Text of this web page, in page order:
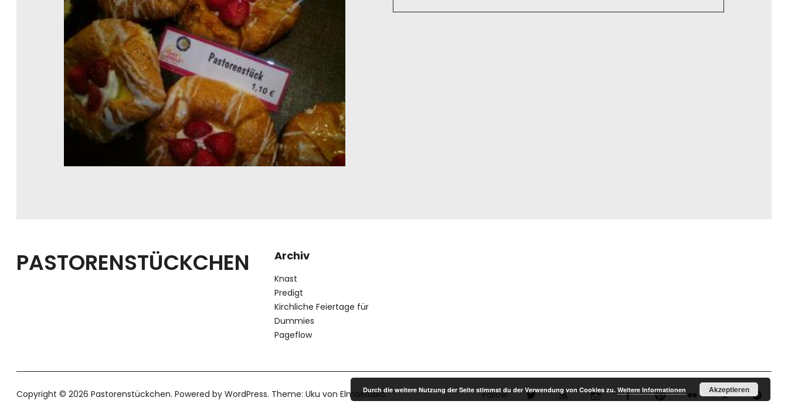
PASTORENSTÜCKCHEN Archiv
Knast
Predigt
Kirchliche Feiertage für
Dummies
Pageflow
Copyright © 2026 Pastorenstückchen Powered by WordPress Theme: Uku von Elmastudio Follow
Durch die weitere Nutzung der Seite stimmst du der Verwendung von Cookies zu. Weitere Informationen Akzeptieren